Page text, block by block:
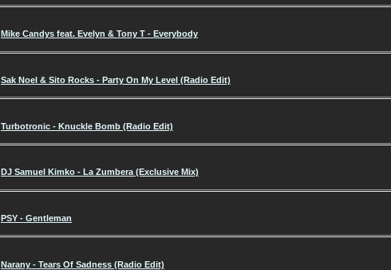
Mike Candys feat. Evelyn & Tony T - Everybody
Sak Noel & Sito Rocks - Party On My Level (Radio Edit)
Turbotronic - Knuckle Bomb (Radio Edit)
DJ Samuel Kimko - La Zumbera (Exclusive Mix)
PSY - Gentleman
Narany - Tears Of Sadness (Radio Edit)